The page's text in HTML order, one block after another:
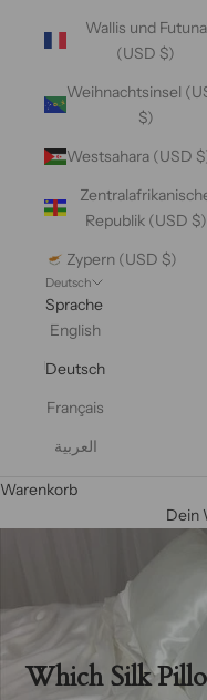
Wallis und Futuna
(USD $)
Weihnachtsinsel
$)
Westsahara (USD
Republik (USD $)
Zypern (USD $)
Deutsch
Sprache
English
Deutsch
Français
العربية
Warenkorb
Dein
Which Silk